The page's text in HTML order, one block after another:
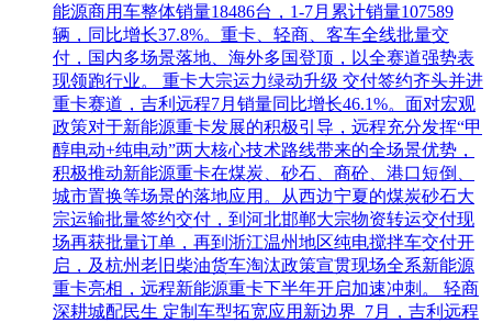
能源商用车整体销量18486台，1-7月累计销量107589
辆，同比增长37.8%。重卡、轻商、客车全线批量交
付，国内多场景落地、海外多国登顶，以全赛道强势表
现领跑行业。 重卡大宗运力绿动升级 交付签约齐头并进
重卡赛道，吉利远程7月销量同比增长46.1%。面对宏观
政策对于新能源重卡发展的积极引导，远程充分发挥“甲
醇电动+纯电动”两大核心技术路线带来的全场景优势，
积极推动新能源重卡在煤炭、砂石、商砼、港口短倒、
城市置换等场景的落地应用。从西边宁夏的煤炭砂石大
宗运输批量签约交付，到河北邯郸大宗物资转运交付现
场再获批量订单，再到浙江温州地区纯电搅拌车交付开
启，及杭州老旧柴油货车淘汰政策宣贯现场全系新能源
重卡亮相，远程新能源重卡下半年开启加速冲刺。 轻商
深耕城配民生 定制车型拓宽应用新边界 7月，吉利远程